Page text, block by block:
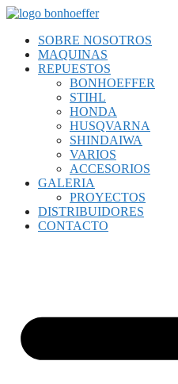
Saltar
contenidoSOBRE NOSOTROS
MAQUINAS
REPUESTOS
BONHOEFFER
STIHL
HONDA
HUSQVARNA
SHINDAIWA
VARIOS
ACCESORIOS
GALERIA
PROYECTOS
DISTRIBUIDORES
CONTACTO